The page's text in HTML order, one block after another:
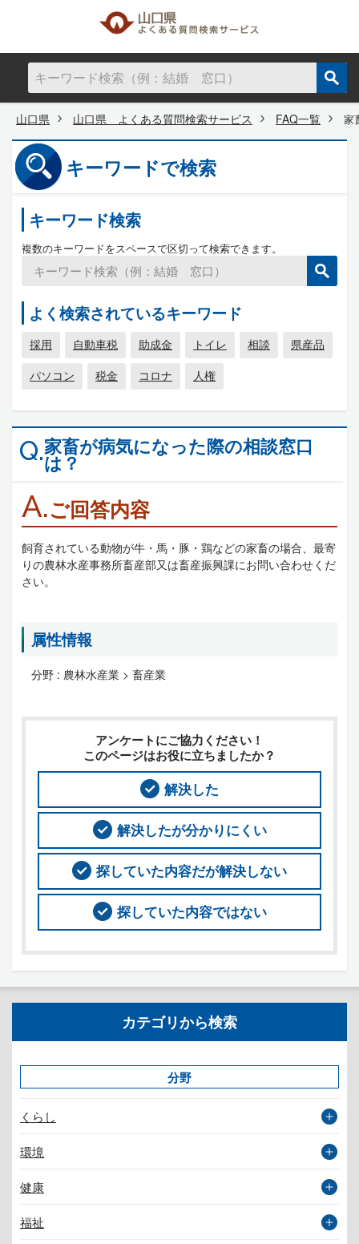
山口県 山口県 よくある質問検索サービス FAQ一覧 家
キーワードで検索
キーワード検索
複数のキーワードをスペースで区切って検索できます。
よく検索されているキーワード
採用 自動車税 助成金 トイレ 相談
県産品
パソコン
税金 コロナ 人権
Q.家畜が病気になった際の相談窓口
は？
A.ご回答内容
飼育されている動物が牛・馬・豚・鶏などの家畜の場合、最寄
りの農林水産事務所畜産部又は畜産振興課にお問い合わせくだ
さい。
属性情報
分野 : 農林水産業 > 畜産業
アンケートにご協力ください！
このページはお役に立ちましたか？
解決した
解決したが分かりにくい
探していた内容だが解決しない
探していた内容ではない
カテゴリから検索
分野
くらし
環境
健康
福祉